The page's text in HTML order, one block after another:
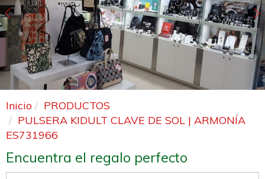
Inicio
PRODUCTOS
PULSERA KIDULT CLAVE DE SOL | ARMONÍA
ES731966
Encuentra el regalo perfecto